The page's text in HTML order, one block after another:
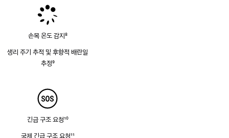
손목 온도 감지8
생리 주기 추적 및 후향적 배란일
추정9
긴급 구조 요청10
국제 긴급 구조 요청11